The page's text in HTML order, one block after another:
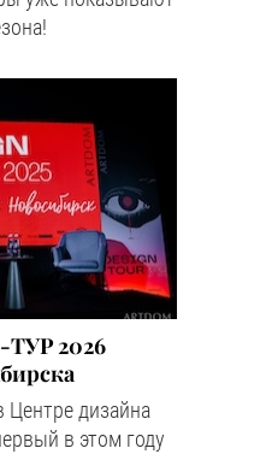
2026
Центре дизайна
в этом году